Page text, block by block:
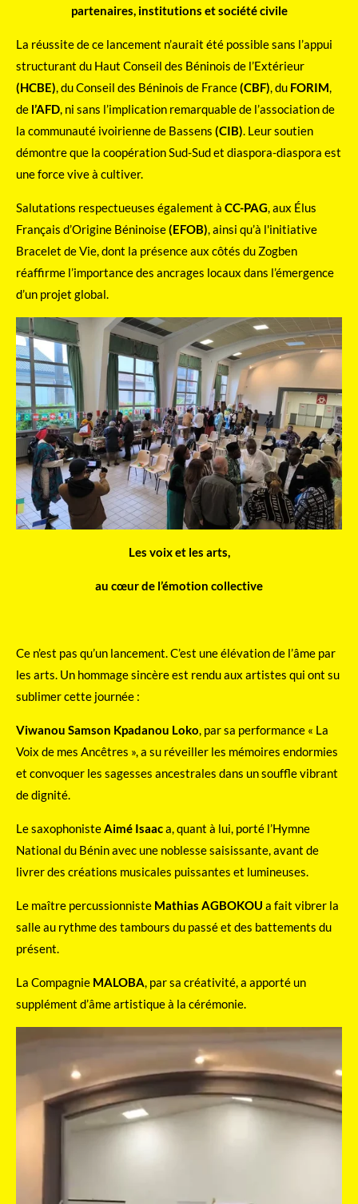
partenaires, institutions et société civile
La réussite de ce lancement n’aurait été possible sans l’appui
structurant du Haut Conseil des Béninois de l’Extérieur
(HCBE), du Conseil des Béninois de France(CBF), du FORIM,
de l’AFD, ni sans l’implication remarquable de l’association de
la communauté ivoirienne de Bassens (CIB). Leur soutien
démontre que la coopération Sud-Sud et diaspora-diaspora est
une force vive à cultiver.
Salutations respectueuses également à CC-PAG, aux Élus
Français d’Origine Béninoise(EFOB), ainsi qu’à l'initiative
Bracelet de Vie, dont la présence aux côtés du Zogben
réaffirme l’importance des ancrages locaux dans l’émergence
d’un projet global.
Les voix et les arts,
au cœur de l’émotion collective
Ce n’est pas qu’un lancement. C’est une élévation de l’âme par
les arts. Un hommage sincère est rendu aux artistes qui ont su
sublimer cette journée :
Viwanou Samson Kpadanou Loko, par sa performance « La
Voix de mes Ancêtres », a su réveiller les mémoires endormies
et convoquer les sagesses ancestrales dans un souffle vibrant
de dignité.
Le saxophonisteAimé Isaaca, quant à lui, porté l’Hymne
National du Bénin avec une noblesse saisissante, avant de
livrer des créations musicales puissantes et lumineuses.
Le maître percussionniste Mathias AGBOKOU a fait vibrer la
salle au rythme des tambours du passé et des battements du
présent.
La Compagnie MALOBA, par sa créativité, a apporté un
supplément d’âme artistique à la cérémonie.